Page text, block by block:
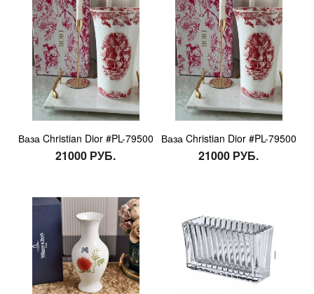
Ваза Christian Dior #PL-79500
21000 РУБ.
Ваза Christian Dior #PL-79500
21000 РУБ.